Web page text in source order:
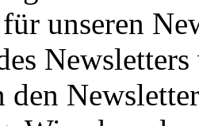
unseren
den